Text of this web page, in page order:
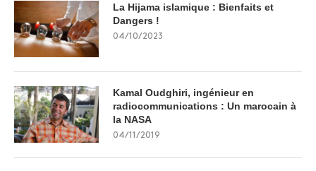
La Hijama islamique : Bienfaits et
Dangers !
04/10/2023
Kamal Oudghiri, ingénieur en
radiocommunications : Un marocain à
la NASA
04/11/2019